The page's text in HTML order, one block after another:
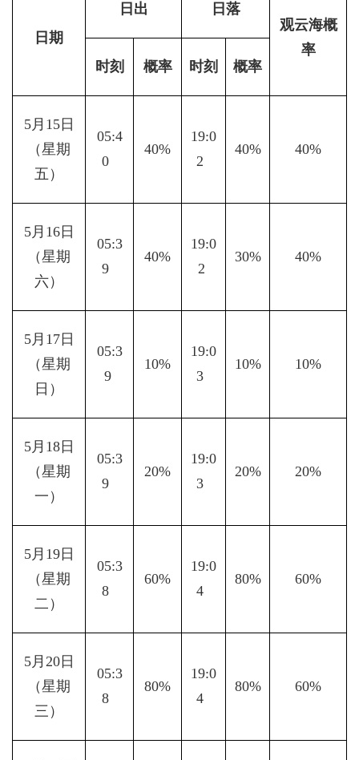
日期
日出
日落
观云海概
率
时刻
概率 时刻 概率
5月15日
（星期
五）
05:4
0
40%
19:0
2
40% 40%
5月16日
（星期
六）
05:3
9
40%
19:0
2
30% 40%
5月17日
（星期
日）
05:3
9
10%
19:0
3
10% 10%
5月18日
（星期
一）
05:3
9
20%
19:0
3
20% 20%
5月19日
（星期
二）
05:3
8
60%
19:0
4
80% 60%
5月20日
（星期
三）
05:3
8
80%
19:0
4
80% 60%